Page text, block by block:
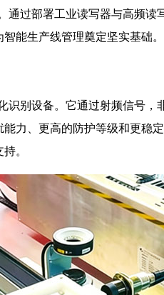
通过部署工业读写器与高频
能生产线管理奠定坚实基础。
别设备。它通过射频信号，
力、更高的防护等级和更稳
。